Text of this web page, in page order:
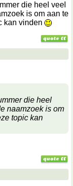
die heel veel
is om aan te
kan vinden
die heel
naamzoek is om
topic kan